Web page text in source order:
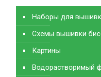
Наборы для
Схемы вышивки
Картины
Водорастворимый